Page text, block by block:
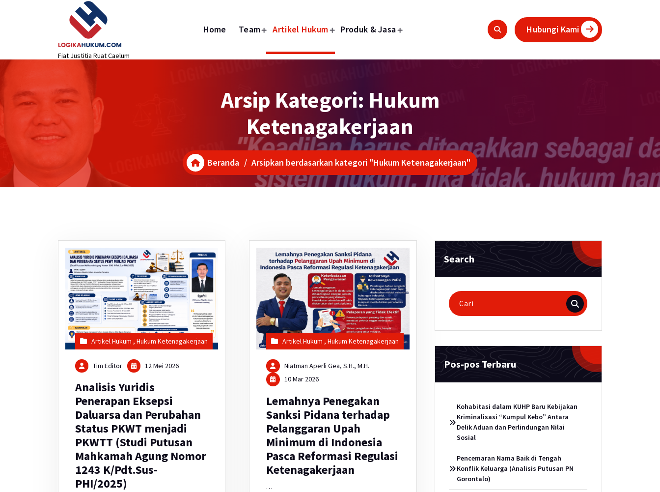
Fiat Justitia Ruat Caelum
Home Team Artikel Hukum Produk & Jasa Hubungi Kami
Arsip Kategori: Hukum
Ketenagakerjaan
Beranda / Arsipkan berdasarkan kategori "Hukum Ketenagakerjaan"
Artikel Hukum , Hukum Ketenagakerjaan
Tim Editor 12 Mei 2026
Analisis Yuridis
Penerapan Eksepsi
Daluarsa dan Perubahan
Status PKWT menjadi
PKWTT (Studi Putusan
Mahkamah Agung Nomor
1243 K/Pdt.Sus-
PHI/2025)
Artikel Hukum ,Hukum Ketenagakerjaan
Niatman Aperli Gea, S.H., M.H.
10 Mar 2026
Lemahnya Penegakan
Sanksi Pidana terhadap
Pelanggaran Upah
Minimum di Indonesia
Pasca Reformasi Regulasi
Ketenagakerjaan
…
Search
Pencarian
untuk:
Pos-pos Terbaru
Kohabitasi dalam KUHP Baru Kebijakan
Kriminalisasi “Kumpul Kebo” Antara
Delik Aduan dan Perlindungan Nilai
Sosial
Pencemaran Nama Baik di Tengah
Konflik Keluarga (Analisis Putusan PN
Gorontalo)